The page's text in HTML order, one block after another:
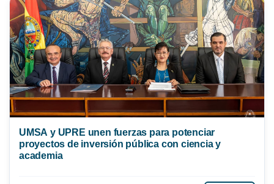
UMSA y UPRE unen fuerzas para potenciar
proyectos de inversión pública con ciencia y
academia